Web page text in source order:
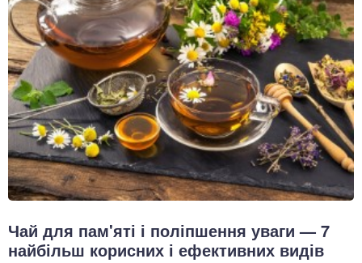
Чай для пам'яті і поліпшення уваги — 7
найбільш корисних і ефективних видів